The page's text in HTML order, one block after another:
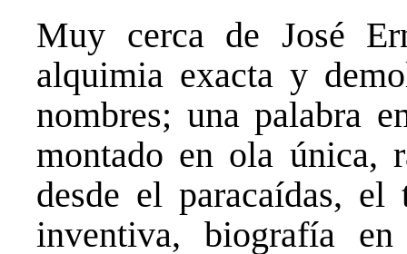
Muy cerca de José
alquimia exacta y
nombres; una palabra
montado en ola única,
desde el paracaídas,
inventiva, biografía